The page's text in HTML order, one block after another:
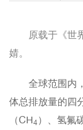
原载于《世
婧。
全球范围内
体总排放量的四
（CH4）、氢氟